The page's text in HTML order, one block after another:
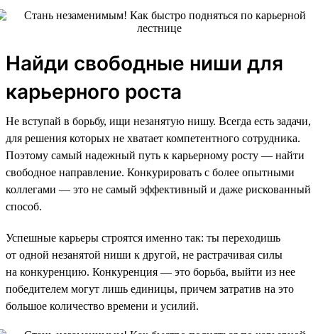
Найди свободные ниши для
карьерного роста
Не вступай в борьбу, ищи незанятую нишу. Всегда есть задачи,
для решения которых не хватает компетентного сотрудника.
Поэтому самый надежный путь к карьерному росту — найти
свободное направление. Конкурировать с более опытными
коллегами — это не самый эффективный и даже рискованный
способ.
Успешные карьеры строятся именно так: ты переходишь
от одной незанятой ниши к другой, не растрачивая силы
на конкуренцию. Конкуренция — это борьба, выйти из нее
победителем могут лишь единицы, причем затратив на это
большое количество времени и усилий.